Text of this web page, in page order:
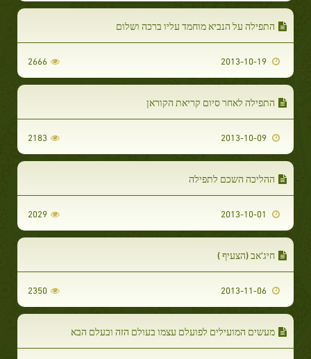
התפילה על הנביא מוחמד עליו ברכה ושלום
2666
התפילה לאחר סיום קריאת הקוראן
2183
ההליכה השכם לתפילה
2029
חיג'אב (הצעיף )
2350
מעשים המועילים לפועלם עצמו בעולם הזה ובעלם הבא